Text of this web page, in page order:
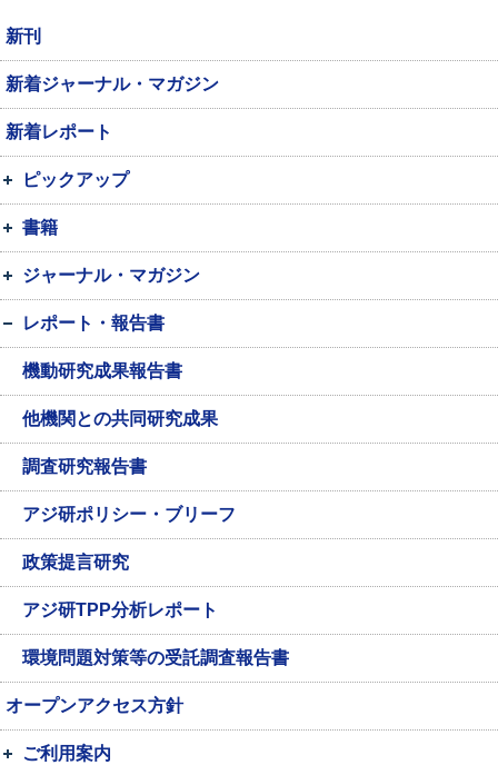
新刊
新着ジャーナル・マガジン
新着レポート
ピックアップ
書籍
ジャーナル・マガジン
レポート・報告書
機動研究成果報告書
他機関との共同研究成果
調査研究報告書
アジ研ポリシー・ブリーフ
政策提言研究
アジ研TPP分析レポート
環境問題対策等の受託調査報告書
オープンアクセス方針
ご利用案内